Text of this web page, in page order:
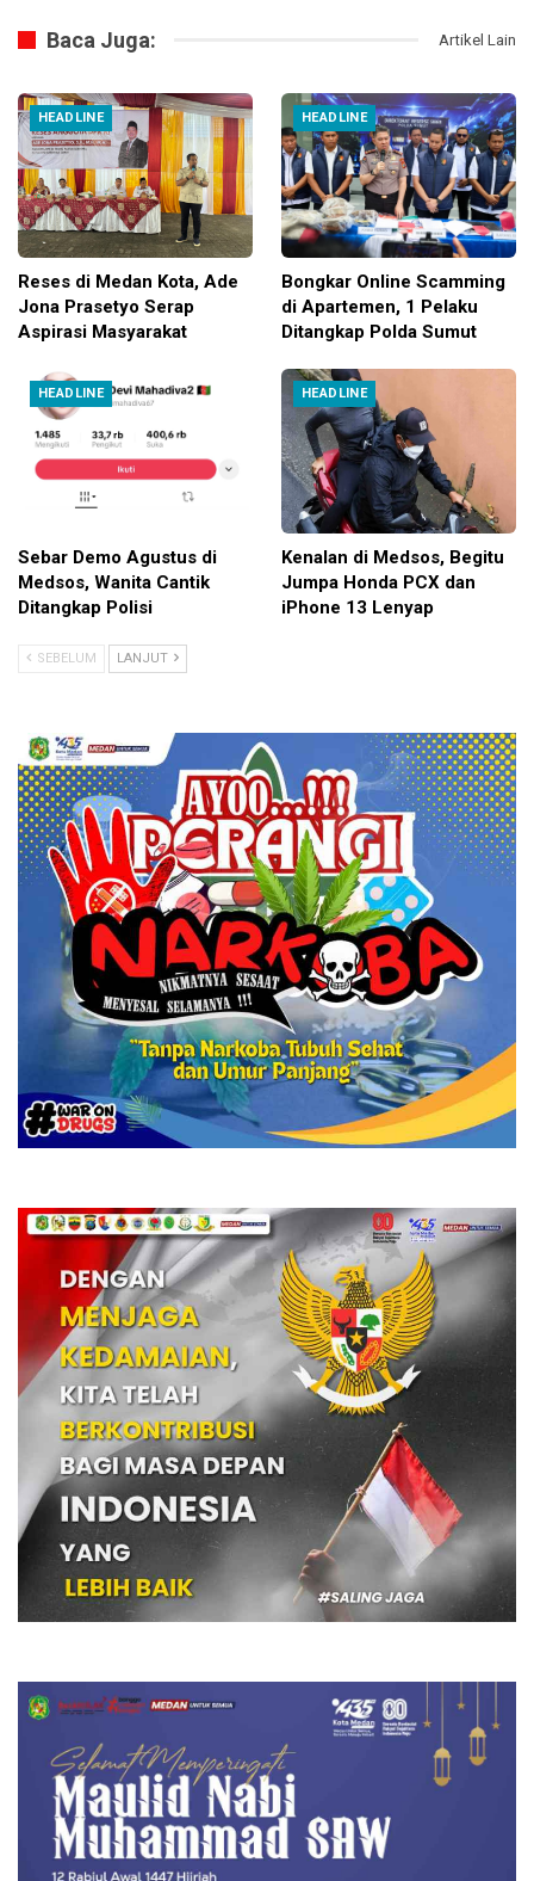
Baca Juga: Artikel Lain
HEADLINE
Reses di Medan Kota, Ade
Jona Prasetyo Serap
Aspirasi Masyarakat
HEADLINE
Bongkar Online Scamming
di Apartemen, 1 Pelaku
Ditangkap Polda Sumut
HEADLINE
Sebar Demo Agustus di
Medsos, Wanita Cantik
Ditangkap Polisi
HEADLINE
Kenalan di Medsos, Begitu
Jumpa Honda PCX dan
iPhone 13 Lenyap
SEBELUM LANJUT